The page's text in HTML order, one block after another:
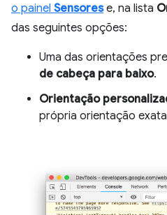
o painel Sensorese, na lista
das seguintes opções:
Uma das orientações
de cabeça para baixo.
Orientação
própria orientação